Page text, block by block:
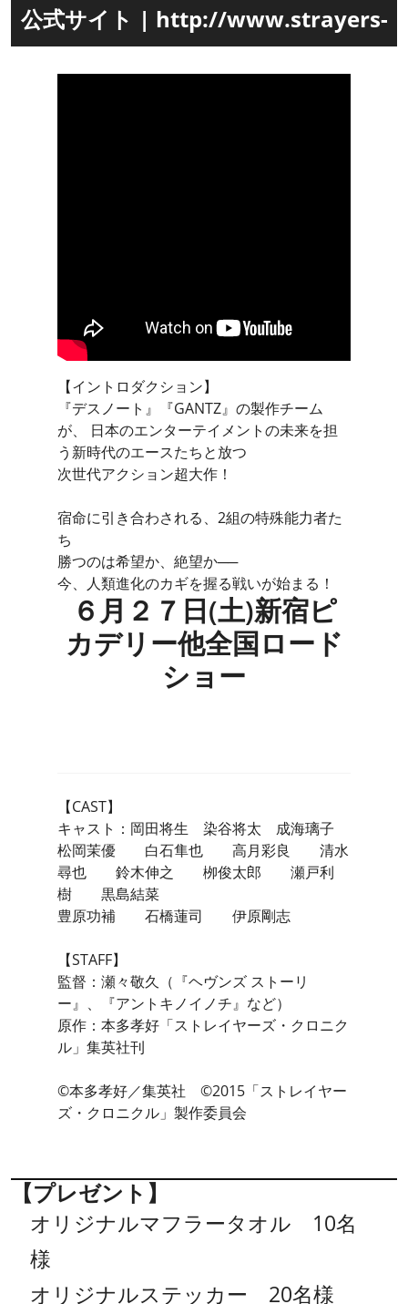
公式サイト | http://www.strayers-
chronicle.jp
【イントロダクション】
『デスノート』『GANTZ』の製作チーム
が、 日本のエンターテイメントの未来を担
う新時代のエースたちと放つ
次世代アクション超大作！
宿命に引き合わされる、2組の特殊能力者た
ち
勝つのは希望か、絶望か──
今、人類進化のカギを握る戦いが始まる！
６月２７日(土)新宿ピ
カデリー他全国ロード
ショー
【CAST】
キャスト：岡田将生 染谷将太 成海璃子
松岡茉優 白石隼也 高月彩良 清水
尋也 鈴木伸之 栁俊太郎 瀬戸利
樹 黒島結菜
豊原功補 石橋蓮司 伊原剛志
【STAFF】
監督：瀬々敬久（『ヘヴンズ ストーリ
ー』、『アントキノイノチ』など）
原作：本多孝好「ストレイヤーズ・クロニク
ル」集英社刊
©本多孝好／集英社 ©2015「ストレイヤー
ズ・クロニクル」製作委員会
【プレゼント】
オリジナルマフラータオル 10名
様
オリジナルステッカー 20名様